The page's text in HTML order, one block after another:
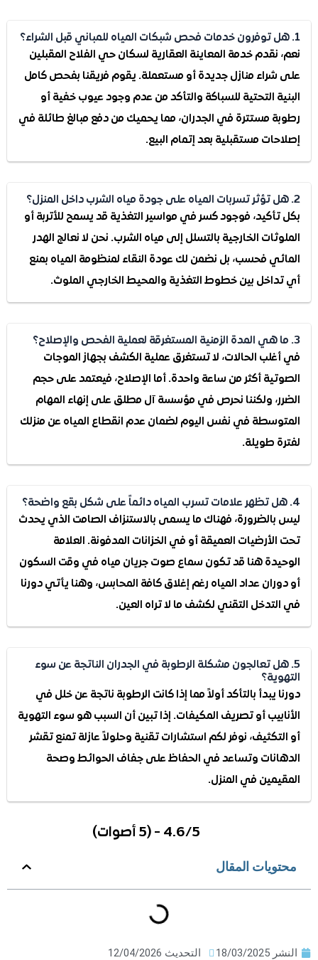
نقدم خدمة المعاينة العقارية لسكان حي الفلاح المقبلين
منازل جديدة أو مستعملة. يقوم فريقنا بفحص كامل
التحتية للسباكة والتأكد من عدم وجود عيوب خفية أو
مستترة في الجدران، مما يحميك من دفع مبالغ طائلة في
مستقبلية بعد إتمام البيع.
فوجود كسر في مواسير التغذية قد يسمح للأتربة أو
الخارجية بالتسلل إلى مياه الشرب. نحن لا نعالج الهدر
فحسب، بل نضمن لك عودة النقاء لمنظومة المياه بمنع
بين خطوط التغذية والمحيط الخارجي الملوث.
الحالات، لا تستغرق عملية الكشف بجهاز الموجات
أكثر من ساعة واحدة. أما الإصلاح، فيعتمد على حجم
ولكننا نحرص في مؤسسة آل مطلق على إنهاء المهام
في نفس اليوم لضمان عدم انقطاع المياه عن منزلك
طويلة.
فهناك ما يسمى بالاستنزاف الصامت الذي يحدث
العميقة أو في الخزانات المدفونة. العلامة
هنا قد تكون سماع صوت جريان مياه في وقت السكون
عداد المياه رغم إغلاق كافة المحابس، وهنا يأتي دورنا
التقني لكشف ما لا تراه العين.
تعالجون مشكلة الرطوبة في الجدران الناتجة عن سوء
يبدأ بالتأكد أولاً مما إذا كانت الرطوبة ناتجة عن خلل في
أو تصريف المكيفات. إذا تبين أن السبب هو سوء التهوية
نوفر لكم استشارات تقنية وحلولاً عازلة تمنع تقشر
وتساعد في الحفاظ على جفاف الحوائط وصحة
في المنزل.
المقال
18/03/2025 التحديث 12/04/2026